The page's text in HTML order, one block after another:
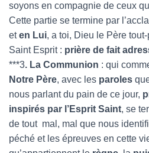
soyons en compagnie de ceux
Cette partie se termine par
eten Lui, a toi, Dieu le Père
Saint Esprit : prière de fait
***3. La Communion : qui
Notre Père, avec les paroles
nous parlant du pain de ce jour,
inspirés par l’Esprit Saint, se
de tout mal, mal que nous
péché et les épreuves en cette